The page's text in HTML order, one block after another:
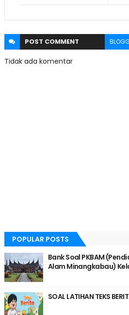
POST COMMENT
Tidak ada komentar
POPULAR POSTS
Bank Soal PKBAM
Alam Minangkabau)
SOAL LATIHAN TEKS